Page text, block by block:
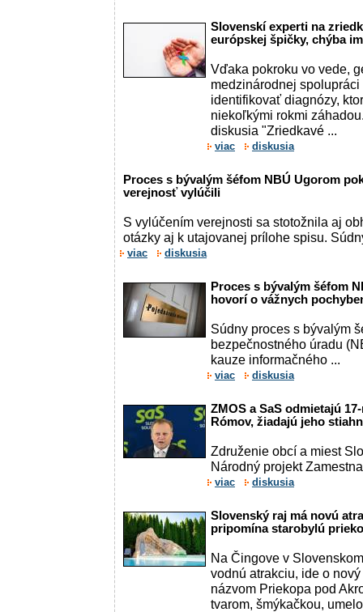
Slovenskí experti na
európskej špičky, chýba
Vďaka pokroku vo vede,
medzinárodnej
identifikovať diagnózy,
niekoľkými rokmi
diskusia "Zriedkavé ...
viac diskusia
Proces s bývalým šéfom NBÚ Ugorom
verejnosť vylúčili
S vylúčením verejnosti sa stotožnila aj
otázky aj k utajovanej prílohe spisu.
viac diskusia
Proces s bývalým šéfom
hovorí o vážnych
Súdny proces s bývalým
bezpečnostného úradu
kauze informačného ...
viac diskusia
ZMOS a SaS odmietajú
Rómov, žiadajú jeho
Združenie obcí a miest
Národný projekt
viac diskusia
Slovenský raj má novú
pripomína starobylú
Na Čingove v
vodnú atrakciu, ide o
názvom Priekopa pod
tvarom, šmýkačkou,